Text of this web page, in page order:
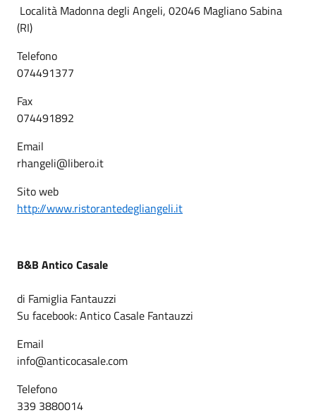
Località Madonna degli Angeli, 02046 Magliano Sabina
(RI)
Telefono
074491377
Fax
074491892
Email
rhangeli@libero.it
Sito web
http://www.ristorantedegliangeli.it
B&B Antico Casale
di Famiglia Fantauzzi
Su facebook: Antico Casale Fantauzzi
Email
info@anticocasale.com
Telefono
339 3880014